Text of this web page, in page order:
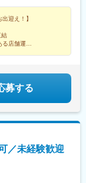
・奈良県・和歌山
山口県）四国（徳
・熊本県・佐賀
縄県）
賀県)、高見ノ里
山市駅、佐賀駅、西
町駅、蛇田駅、附
)、新川駅(北海
岐阜駅、三条駅(香川
、逢妻駅、六名駅、
七尾駅、サンドーム
日市駅、焼津駅、
市駅、帯広駅、日
駅、高田駅(長崎
迎え！】
結
店舗運営
募する
／未経験歓迎